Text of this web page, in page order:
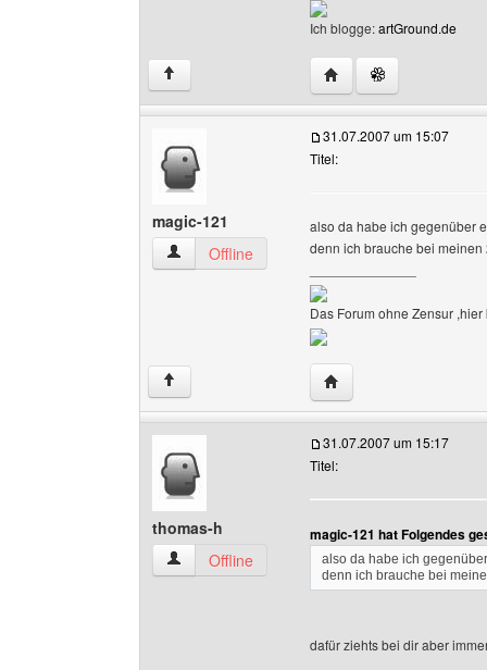
Ich blogge:artGround.de
↑ Website dieses
magic-121
magic-121 Benutzer-Profile anzeigen
Offline
31.07.2007 um 15:07
Titel:
also da habe ich gegenüber
denn ich brauche bei
Das Forum ohne Zensur
↑ Website dieses
thomas-h
thomas-h Benutzer-Profile anzeigen
Offline
31.07.2007 um 15:17
Titel:
magic-121 hat Folgendes
also da habe ich
denn ich brauche bei
dafür ziehts bei dir aber